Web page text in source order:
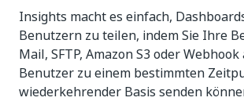
Insights macht es einfach,
Benutzern zu teilen, indem Sie Ihre
Mail, SFTP, Amazon S3 oder
Benutzer zu einem bestimmten
wiederkehrender Basis senden